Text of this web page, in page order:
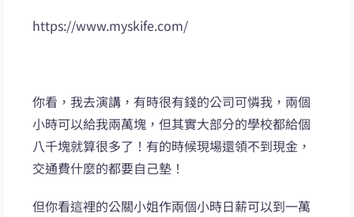
https://www.myskife.com/
你看，我去演講，有時很有錢的公司可憐我，兩個
小時可以給我兩萬塊，但其實大部分的學校都給個
八千塊就算很多了！有的時候現場還領不到現金，
交通費什麼的都要自己墊！
但你看這裡的公關小姐作兩個小時日薪可以到一萬